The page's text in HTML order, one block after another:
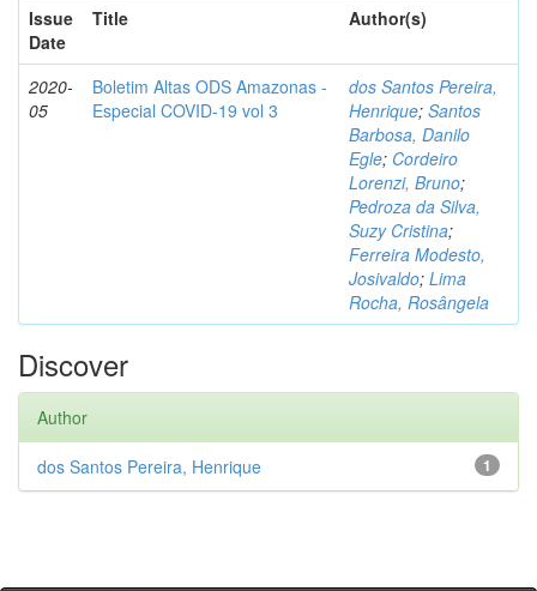
Issue
Date
Title Author(s)
2020-
05
Boletim Altas ODS Amazonas -
Especial COVID-19 vol 3
dos Santos Pereira,
Henrique; Santos
Barbosa, Danilo
Egle; Cordeiro
Lorenzi, Bruno;
Pedroza da Silva,
Suzy Cristina;
Ferreira Modesto,
Josivaldo; Lima
Rocha, Rosângela
Discover
Author
1
dos Santos Pereira, Henrique